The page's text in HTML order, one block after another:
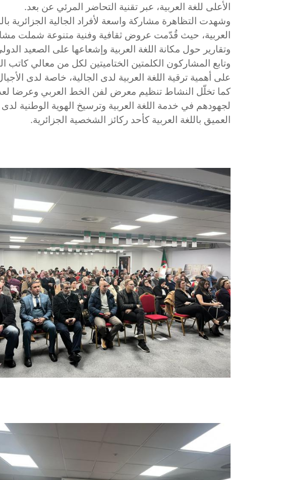
الأعلى للغة العربية، عبر تقنية التحاضر المرئي عن بعد.
وشهدت التظاهرة مشاركة واسعة لأفراد الجالية
العربية، حيث قُدّمت عروض ثقافية وفنية متنوعة شملت
وتقارير حول مكانة اللغة العربية وإشعاعها على الصعيد
وتابع المشاركون الكلمتين الختاميتين لكل من معالي كاتب
على أهمية ترقية اللغة العربية لدى الجالية، خاصة لدى
كما تخلّل النشاط تنظيم معرض لفن الخط العربي وعرضا
لجهودهم في خدمة اللغة العربية وترسيخ الهوية الوطنية
العميق باللغة العربية كأحد ركائز الشخصية الجزائرية.